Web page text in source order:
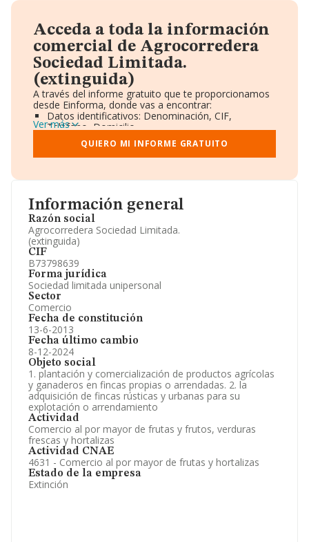
Información general
Razón social
Agrocorredera Sociedad Limitada.
(extinguida)
CIF
B73798639
Forma jurídica
Sociedad limitada unipersonal
Sector
Comercio
Fecha de constitución
13-6-2013
Fecha último cambio
8-12-2024
Objeto social
1. plantación y comercialización de productos agrícolas
y ganaderos en fincas propias o arrendadas. 2. la
adquisición de fincas rústicas y urbanas para su
explotación o arrendamiento
Actividad
Comercio al por mayor de frutas y frutos, verduras
frescas y hortalizas
Actividad CNAE
4631 - Comercio al por mayor de frutas y hortalizas
Estado de la empresa
Extinción
Acceda a toda la información
comercial de Agrocorredera
Sociedad Limitada.
(extinguida)
A través del informe gratuito que te proporcionamos
desde Einforma, donde vas a encontrar:
Datos identificativos: Denominación, CIF,
Teléfono, Domicilio.
Informe Mercantil Completo (BORME).
Gráficos de Evolución Ventas y Empleados.
Consejo de Administración y Administradores.
Accionistas.
Artículos de prensa publicados sobre la empresa.
Información oficial y registral complementaria.
Ver más
QUIERO MI INFORME GRATUITO